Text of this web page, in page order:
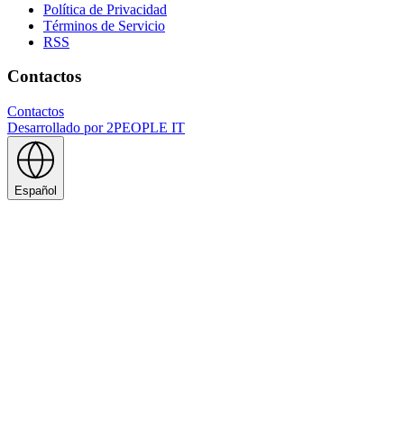
Política de Privacidad
Términos de Servicio
RSS
Contactos
Contactos
Desarrollado por2PEOPLE IT
Español